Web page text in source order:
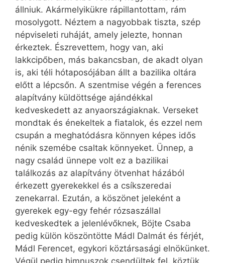
állniuk. Akármelyikükre rápillantottam, rám
mosolygott. Néztem a nagyobbak tiszta, szép
népviseleti ruháját, amely jelezte, honnan
érkeztek. Észrevettem, hogy van, aki
lakkcipőben, más bakancsban, de akadt olyan
is, aki téli hótaposójában állt a bazilika oltára
előtt a lépcsőn. A szentmise végén a ferences
alapítvány küldöttsége ajándékkal
kedveskedett az anyaországiaknak. Verseket
mondtak és énekeltek a fiatalok, és ezzel nem
csupán a meghatódásra könnyen képes idős
nénik szemébe csaltak könnyeket. Ünnep, a
nagy család ünnepe volt ez a bazilikai
találkozás az alapítvány ötvenhat házából
érkezett gyerekekkel és a csíkszeredai
zenekarral. Ezután, a köszönet jeleként a
gyerekek egy-egy fehér rózsaszállal
kedveskedtek a jelenlévőknek, Böjte Csaba
pedig külön köszöntötte Mádl Dalmát és férjét,
Mádl Ferencet, egykori köztársasági elnökünket.